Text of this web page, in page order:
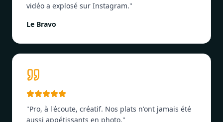
vidéo a explosé sur Instagram."
Le Bravo
"Pro, à l'écoute, créatif. Nos plats n'ont jamais été
aussi appétissants en photo."